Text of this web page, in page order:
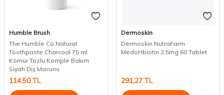
Humble Brush
The Humble Co Natural
Toothpaste Charcoal 75 ml
Kömür Tozlu Komple Bakım
Siyah Diş Macunu
114,50TL
Dermoskin
Dermoskin NutraFarm
MedoHbiotin 2,5mg 60 Tablet
291,27TL